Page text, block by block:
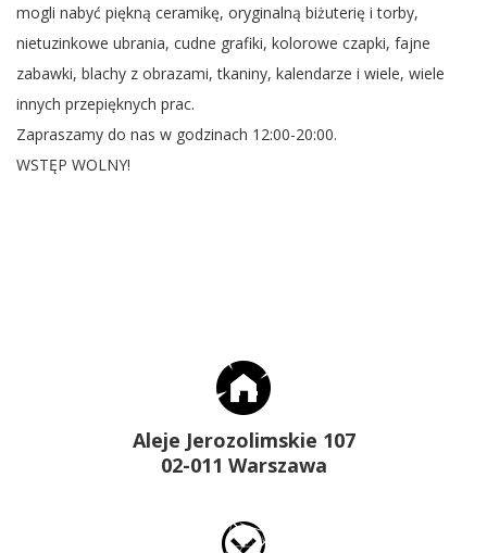
mogli nabyć piękną ceramikę, oryginalną biżuterię i torby,
nietuzinkowe ubrania, cudne grafiki, kolorowe czapki, fajne
zabawki, blachy z obrazami, tkaniny, kalendarze i wiele, wiele
innych przepięknych prac.
Zapraszamy do nas w godzinach 12:00-20:00.
WSTĘP WOLNY!
Aleje Jerozolimskie 107
02-011 Warszawa